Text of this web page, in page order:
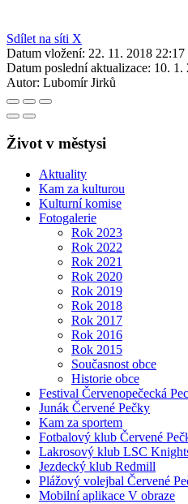
Sdílet na síti X
Datum vložení: 22. 11. 2018 22:17
Datum poslední aktualizace: 10. 1.
Autor: Lubomír Jirků
Život v městysi
Aktuality
Kam za kulturou
Kulturní komise
Fotogalerie
Rok 2023
Rok 2022
Rok 2021
Rok 2020
Rok 2019
Rok 2018
Rok 2017
Rok 2016
Rok 2015
Současnost obce
Historie obce
Festival Červenopečecká
Junák Červené Pečky
Kam za sportem
Fotbalový klub Červené
Lakrosový klub LSC
Jezdecký klub Redmill
Plážový volejbal Červené
Mobilní aplikace V obraze